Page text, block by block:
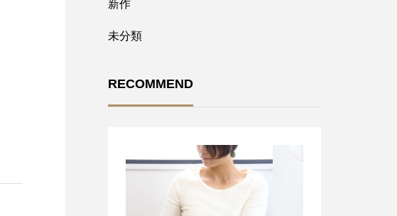
新作
未分類
RECOMMEND